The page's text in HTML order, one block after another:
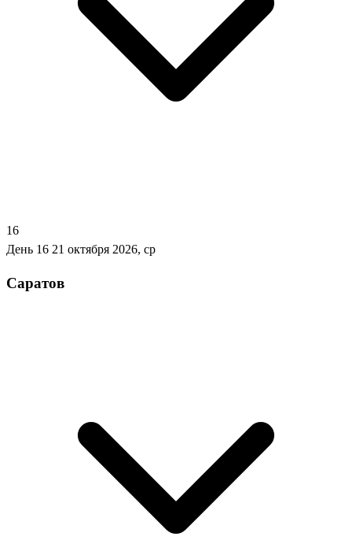
16
День 16 21 октября 2026, ср
Саратов